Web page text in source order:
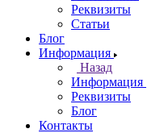
Реквизиты
Статьи
Блог
Информация
Назад
Информация
Реквизиты
Блог
Контакты